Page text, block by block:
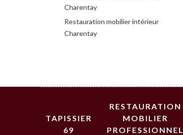
Charentay
Restauration mobilier intérieur
Charentay
TAPISSIER
69
RESTAURATION
MOBILIER
PROFESSIONNEL